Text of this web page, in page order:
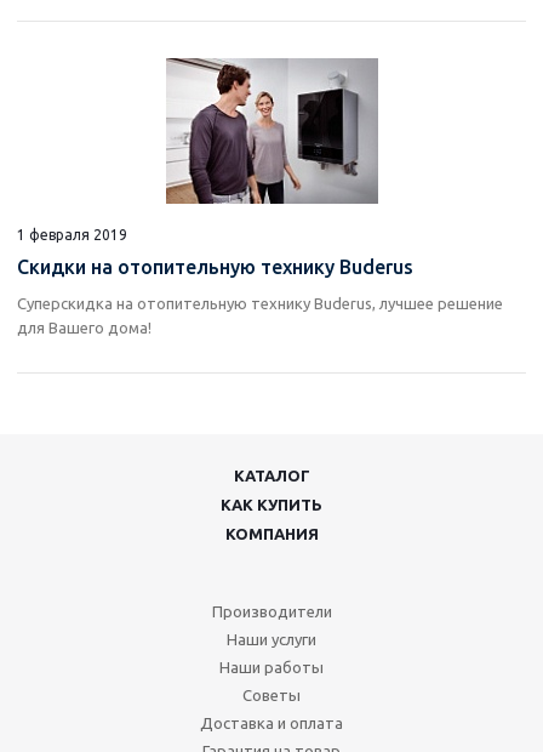
1 февраля 2019
Скидки на отопительную технику Buderus
Суперскидка на отопительную технику Buderus, лучшее решение
для Вашего дома!
КАТАЛОГ
КАК КУПИТЬ
КОМПАНИЯ
Производители
Наши услуги
Наши работы
Советы
Доставка и оплата